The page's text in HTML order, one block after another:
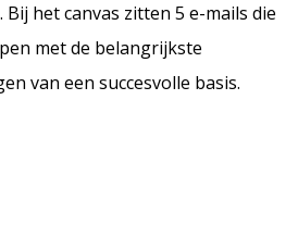
het canvas zitten 5 e-mails die
met de belangrijkste
van een succesvolle basis.